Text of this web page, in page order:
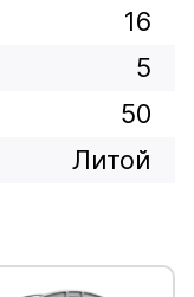
16
5
50
Литой